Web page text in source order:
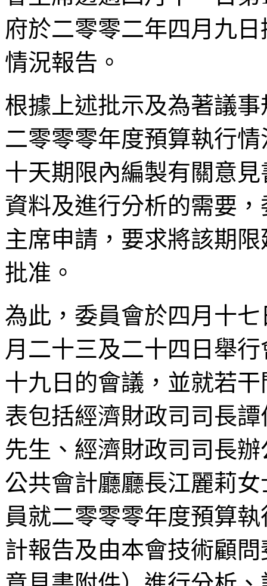
府於二零零二年四月九
情況報告。
根據上述批示及為著議
二零零零年度預算執行
十天期限內編製有關意
資料及進行分析的需要
主席申請，要求將該期
批准。
為此，委員會於四月十
月二十三及二十四日舉
十九日的會議，並就若
表包括經濟財政司司長
先生、經濟財政司司長
公共會計廳廳長江麗莉
員就二零零零年度預算
計報告及由本會技術顧